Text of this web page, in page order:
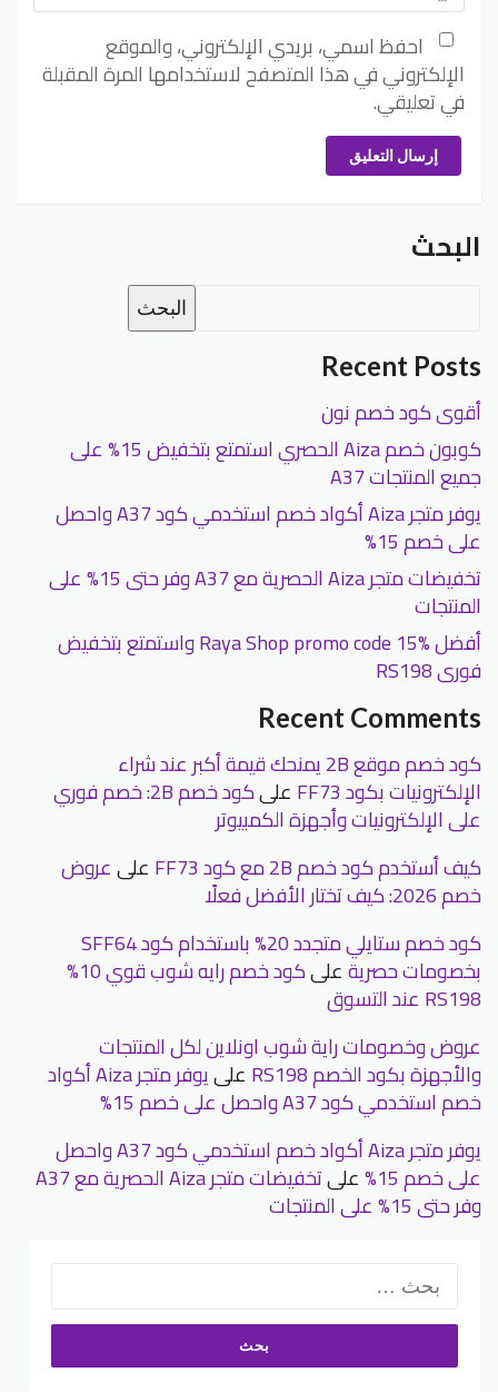
احفظ اسمي، بريدي الإلكتروني، والموقع
الإلكتروني في هذا المتصفح لاستخدامها المرة المقبلة
في تعليقي.
إرسال التعليق
البحث
البحث
Recent Posts
أقوى كود خصم نون
كوبون خصم Aiza الحصري استمتع بتخفيض 15% على
جميع المنتجات A37
يوفر متجر Aiza أكواد خصم استخدمي كود A37 واحصل
على خصم 15%
تخفيضات متجر Aiza الحصرية مع A37 وفر حتى 15% على
المنتجات
أفضل Raya Shop promo code 15% واستمتع بتخفيض
فورى RS198
Recent Comments
كود خصم موقع 2B يمنحك قيمة أكبر عند شراء
الإلكترونيات بكود FF73 على كود خصم 2B: خصم فوري
على الإلكترونيات وأجهزة الكمبيوتر
كيف أستخدم كود خصم 2B مع كود FF73
علىعروض
خصم 2026: كيف تختار الأفضل فعلًا
كود خصم ستايلي متجدد 20% باستخدام كود SFF64
بخصومات حصريةعلى كود خصم رايه شوب قوي 10%
RS198 عند التسوق
عروض وخصومات راية شوب اونلاين لكل المنتجات
والأجهزة بكود الخصم RS198 على يوفر متجر Aiza أكواد
خصم استخدمي كود A37 واحصل على خصم 15%
يوفر متجر Aiza أكواد خصم استخدمي كود A37 واحصل
على خصم 15% على تخفيضات متجر Aiza الحصرية مع A37
وفر حتى 15% على المنتجات
البحث
عن: